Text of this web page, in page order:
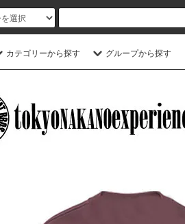
カテゴリーから探す グループから探す